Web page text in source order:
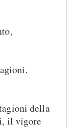
della
il vigore